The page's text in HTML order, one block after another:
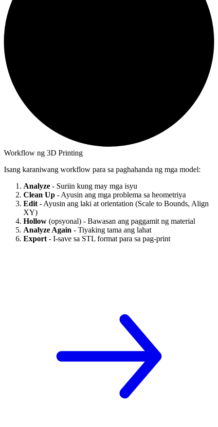
Workflow ng 3D Printing
Isang karaniwang workflow para sa paghahanda ng mga model:
Analyze - Suriin kung may mga isyu
Clean Up - Ayusin ang mga problema sa heometriya
Edit - Ayusin ang laki at orientation (Scale to Bounds, Align
XY)
Hollow (opsyonal) - Bawasan ang paggamit ng material
Analyze Again - Tiyaking tama ang lahat
Export - I-save sa STL format para sa pag-print